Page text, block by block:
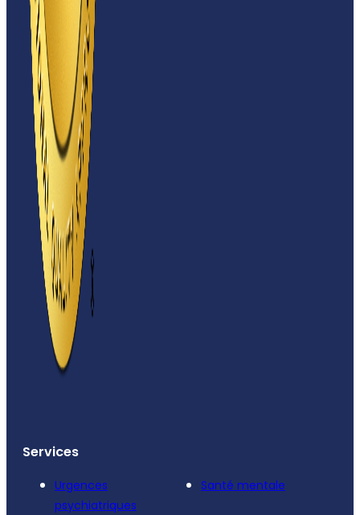
Services
Urgences
psychiatriques
Santé mentale